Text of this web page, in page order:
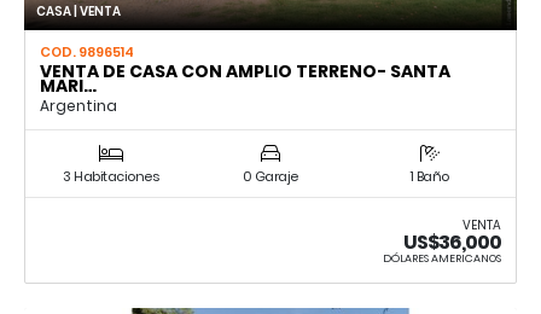
CASA | VENTA
COD. 9896514
VENTA DE CASA CON AMPLIO TERRENO- SANTA
MARI…
Argentina
3 Habitaciones 0 Garaje 1 Baño
VENTA
US$36,000
DÓLARES AMERICANOS